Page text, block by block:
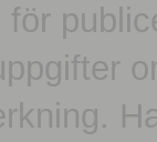
för